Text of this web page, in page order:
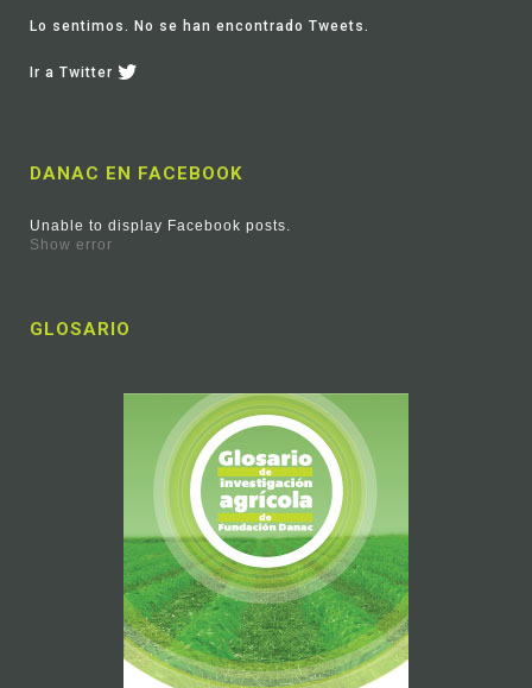
Lo sentimos. No se han encontrado Tweets.
Ir a Twitter
DANAC EN FACEBOOK
Unable to display Facebook posts.
Show error
GLOSARIO